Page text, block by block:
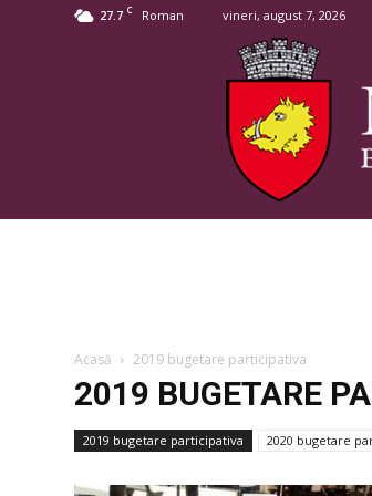
27.7 C Roman vineri, august 7, 2026
Acasă 2019 bugetare participativa
2019 BUGETARE
2019 bugetare participativa 2020 bugetare